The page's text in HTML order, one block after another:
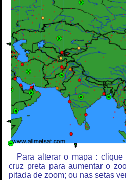
Para alterar o mapa :
cruz preta para aumentar o
pitada de zoom; ou nas setas